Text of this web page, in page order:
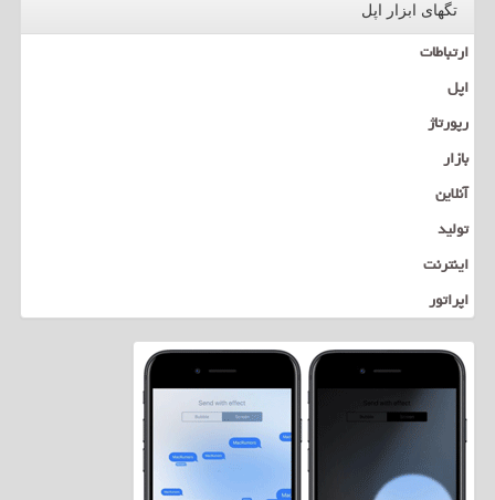
تگهای ابزار اپل
ارتباطات
اپل
رپورتاژ
بازار
آنلاین
تولید
اینترنت
اپراتور